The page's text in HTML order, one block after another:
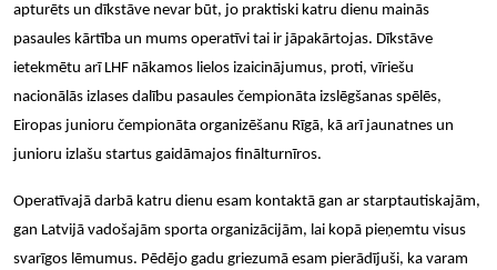
apturēts un dīkstāve nevar būt, jo praktiski katru dienu mainās
pasaules kārtība un mums operatīvi tai ir jāpakārtojas. Dīkstāve
ietekmētu arī LHF nākamos lielos izaicinājumus, proti, vīriešu
nacionālās izlases dalību pasaules čempionāta izslēgšanas spēlēs,
Eiropas junioru čempionāta organizēšanu Rīgā, kā arī jaunatnes un
junioru izlašu startus gaidāmajos finālturnīros.
Operatīvajā darbā katru dienu esam kontaktā gan ar starptautiskajām,
gan Latvijā vadošajām sporta organizācijām, lai kopā pieņemtu visus
svarīgos lēmumus. Pēdējo gadu griezumā esam pierādījuši, ka varam